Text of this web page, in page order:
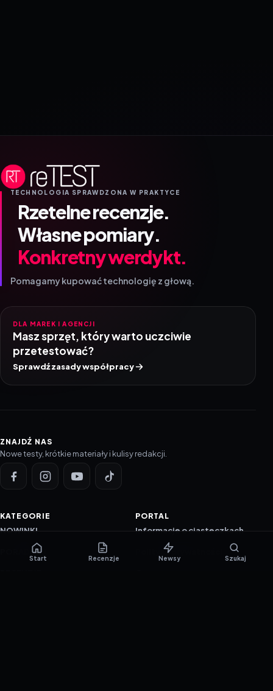
TECHNOLOGIA SPRAWDZONA W PRAKTYCE
Rzetelne recenzje.
Własne pomiary.
Konkretny werdykt.
Pomagamy kupować technologię z głową.
DLA MAREK I AGENCJI
Masz sprzęt, który warto uczciwie
przetestować?
Sprawdź zasady współpracy
ZNAJDŹ NAS
Nowe testy, krótkie materiały i kulisy redakcji.
KATEGORIE
NOWINKI
PORADNIKI
PORTAL
Informacje o ciasteczkach
Polityka prywatności
Start Recenzje Newsy Szukaj